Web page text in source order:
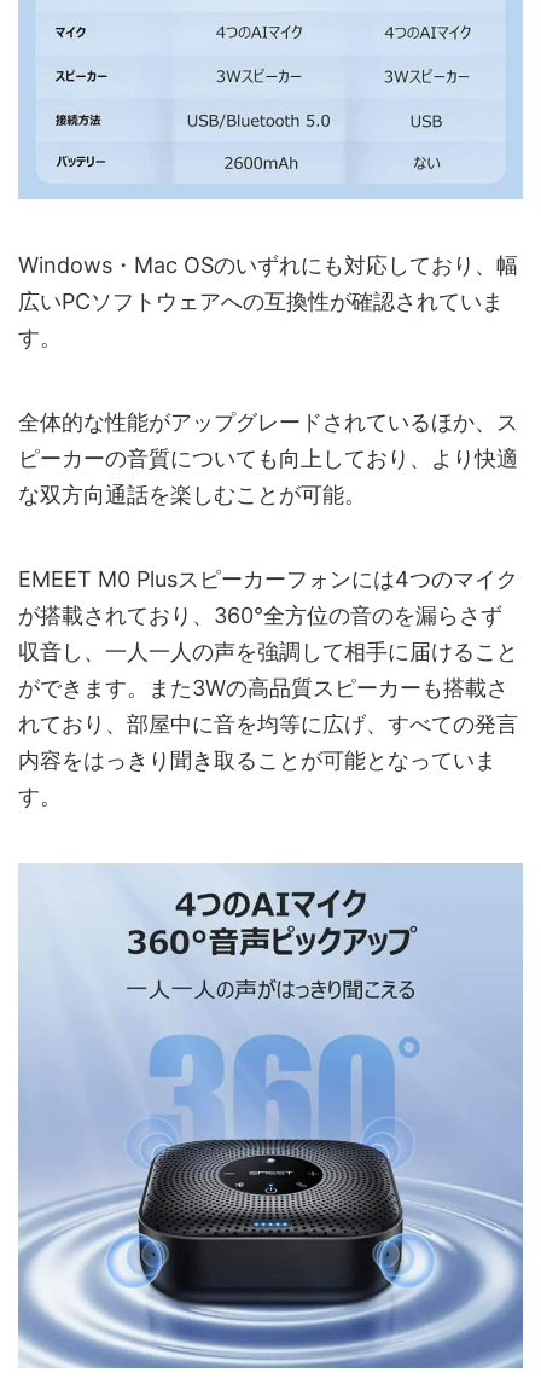
Windows・Mac OSのいずれにも対応しており、幅
広いPCソフトウェアへの互換性が確認されていま
す。
全体的な性能がアップグレードされているほか、ス
ピーカーの音質についても向上しており、より快適
な双方向通話を楽しむことが可能。
EMEET M0 Plusスピーカーフォンには4つのマイク
が搭載されており、360°全方位の音のを漏らさず
収音し、一人一人の声を強調して相手に届けること
ができます。また3Wの高品質スピーカーも搭載さ
れており、部屋中に音を均等に広げ、すべての発言
内容をはっきり聞き取ることが可能となっていま
す。